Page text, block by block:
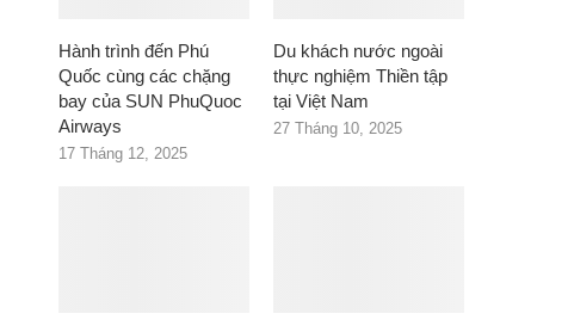
Hành trình đến Phú
Quốc cùng các chặng
bay của SUN PhuQuoc
Airways
17 Tháng 12, 2025
Du khách nước ngoài
thực nghiệm Thiền tập
tại Việt Nam
27 Tháng 10, 2025